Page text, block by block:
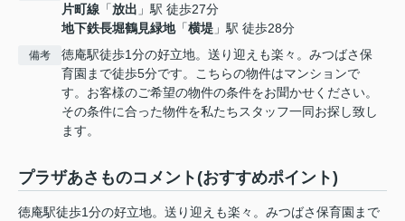
片町線 「放出 」駅 徒歩27分
地下鉄長堀鶴見緑地「横堤 」駅 徒歩28分
備考
徳庵駅徒歩1分の好立地。送り迎えも楽々。みつばさ保
育園まで徒歩5分です。こちらの物件はマンションで
す。お客様のご希望の物件の条件をお聞かせください。
その条件に合った物件を私たちスタッフ一同お探し致し
ます。
プラザあさものコメント(おすすめポイント)
徳庵駅徒歩1分の好立地。送り迎えも楽々。みつばさ保育園まで